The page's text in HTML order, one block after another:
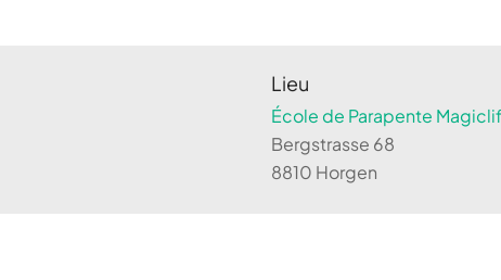
Lieu
École de Parapente
Bergstrasse 68
8810 Horgen